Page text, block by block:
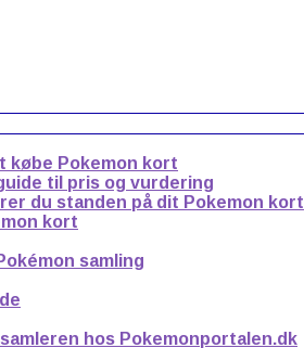
købe Pokemon kort
til pris og vurdering
du standen på dit Pokemon kort
kort
samling
hos Pokemonportalen.dk